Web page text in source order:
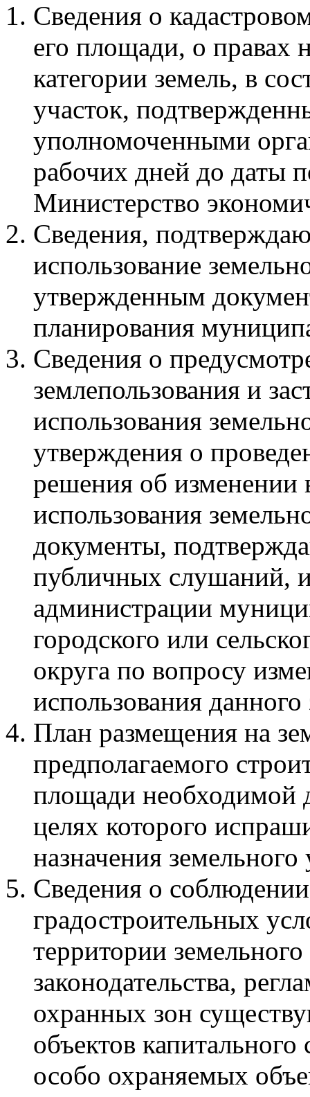
Сведения о
его площади, о правах
категории земель, в
участок,
уполномоченными
рабочих дней до даты
Министерство
Сведения,
использование
утвержденным
планирования
Сведения о
землепользования и
использования
утверждения о
решения об изменении
использования
документы,
публичных слушаний,
администрации
городского или
округа по вопросу
использования
План размещения на
предполагаемого
площади необходимой
целях которого
назначения земельного
Сведения о
градостроительных
территории
законодательства,
охранных зон
объектов
особо охраняемых